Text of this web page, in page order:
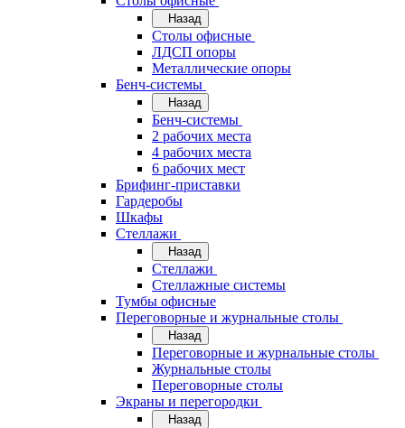
Назад
Cтолы офисные
ЛДСП опоры
Металлические опоры
Бенч-системы
Назад
Бенч-системы
2 рабочих места
4 рабочих места
6 рабочих мест
Брифинг-приставки
Гардеробы
Шкафы
Стеллажи
Назад
Стеллажи
Стеллажные системы
Тумбы офисные
Переговорные и журнальные столы
Назад
Переговорные и журнальные столы
Журнальные столы
Переговорные столы
Экраны и перегородки
Назад